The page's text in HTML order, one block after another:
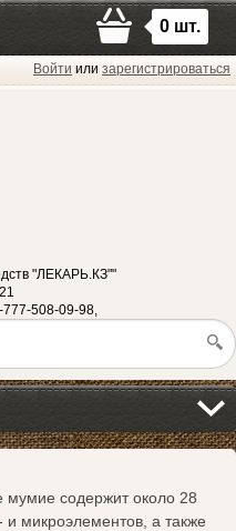
Войти или зарегистрироваться
"ЛЕКАРЬ.КЗ""
777-508-09-98,
0 шт.
мумие содержит около 28
микроэлементов, а также